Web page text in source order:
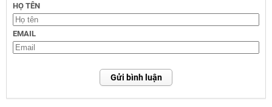
HỌ TÊN
EMAIL
Gửi bình luận